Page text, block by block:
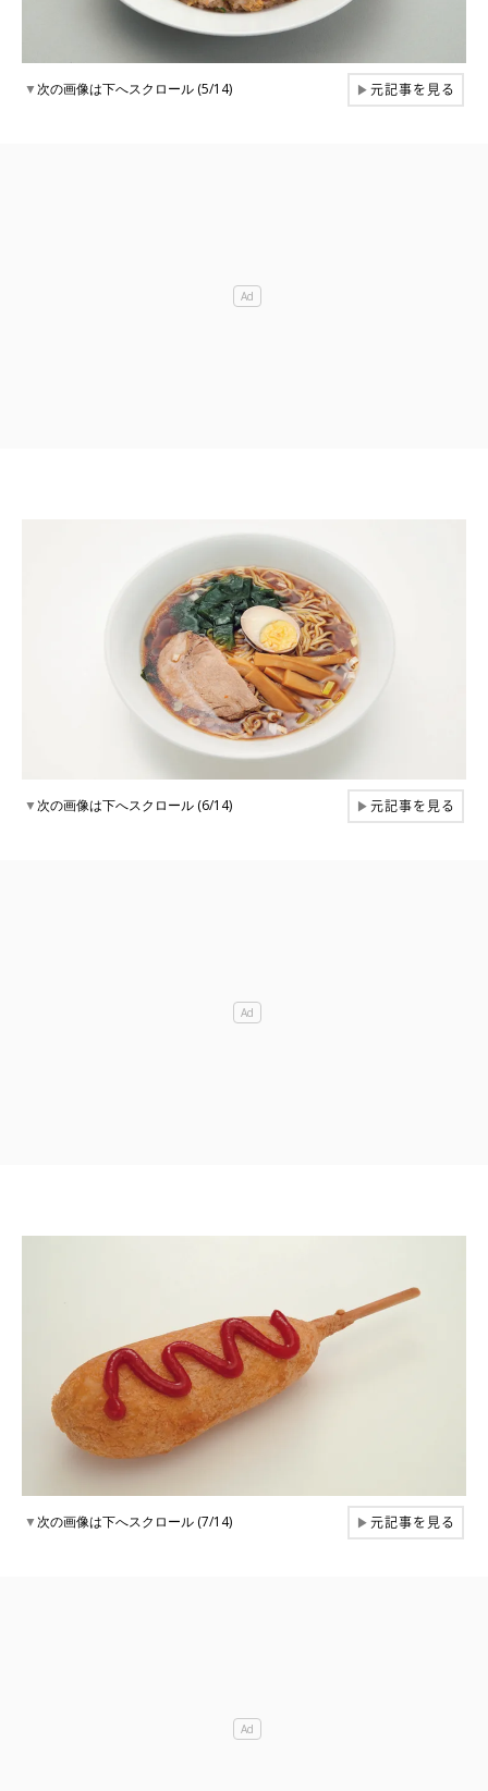
▼次の画像は下へスクロール (5/14) ▶元記事を見る
▼次の画像は下へスクロール (6/14) ▶元記事を見る
▼次の画像は下へスクロール (7/14) ▶元記事を見る